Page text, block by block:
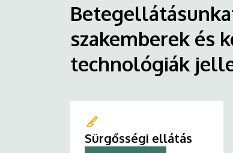
szakemberek és
technológiák
Sürgősségi ellátás